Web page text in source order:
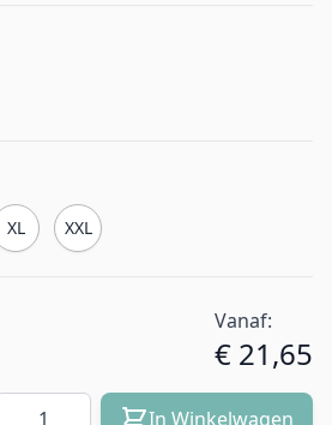
XL XXL
Vanaf:
€ 21,65
In Winkelwagen